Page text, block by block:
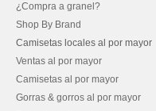
¿Compra a granel?
Shop By Brand
Camisetas locales al por mayor
Ventas al por mayor
Camisetas al por mayor
Gorras & gorros al por mayor